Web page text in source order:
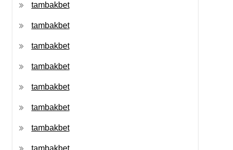
tambakbet
tambakbet
tambakbet
tambakbet
tambakbet
tambakbet
tambakbet
tambakbet